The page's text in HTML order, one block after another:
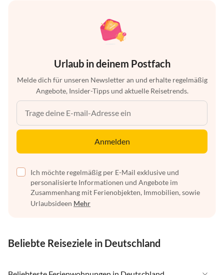
Urlaub in deinem Postfach
Melde dich für unseren Newsletter an und erhalte regelmäßig
Angebote, Insider-Tipps und aktuelle Reisetrends.
Anmelden
Ich möchte regelmäßig per E-Mail exklusive und
personalisierte Informationen und Angebote im
Zusammenhang mit Ferienobjekten, Immobilien, sowie
Urlaubsideen Mehr
Beliebte Reiseziele in Deutschland